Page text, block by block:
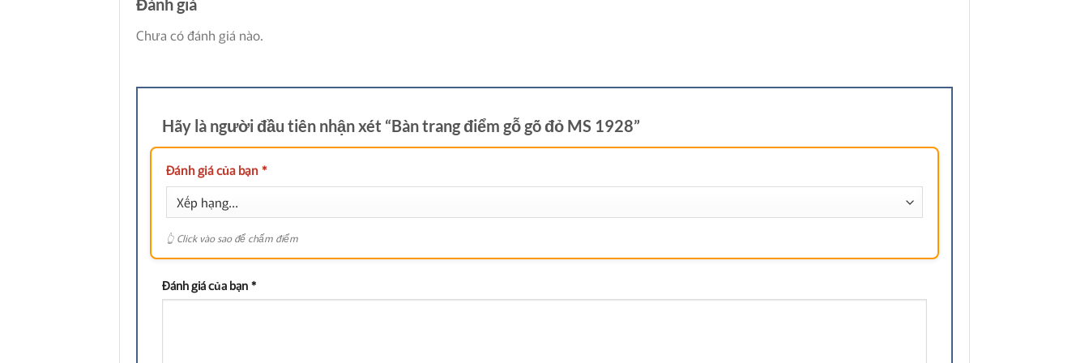
Chưa có đánh giá nào.
Hãy là người đầu tiên nhận xét “Bàn trang điểm gỗ gõ đỏ MS 1928”
Đánh giá của bạn*
Đánh giá của bạn*